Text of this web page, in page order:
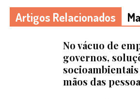
Artigos Relacionados
No vácuo de
governos,
socioambientais
mãos das